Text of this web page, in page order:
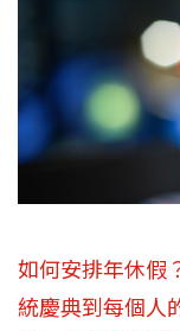
如何安排年休假
統慶典到每個人